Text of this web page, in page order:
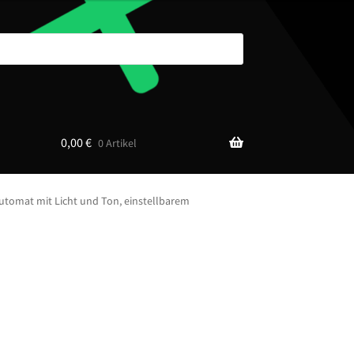
0,00€ 0 Artikel
mit Licht und Ton, einstellbarem